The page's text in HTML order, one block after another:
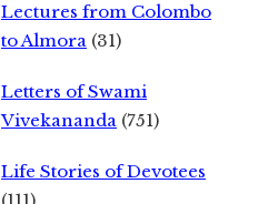
Lectures from Colombo
to Almora (31)
Letters of Swami
Vivekananda (751)
Life Stories of Devotees